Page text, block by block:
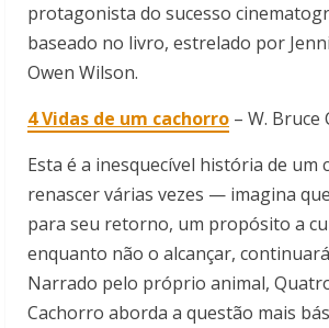
protagonista do sucesso
baseado no livro, estrelado por
Owen Wilson.
4 Vidas de um cachorro – W. Bruce
Esta é a inesquecível história de um
renascer várias vezes — imagina
para seu retorno, um propósito a
enquanto não o alcançar,
Narrado pelo próprio animal,
Cachorro aborda a questão mais